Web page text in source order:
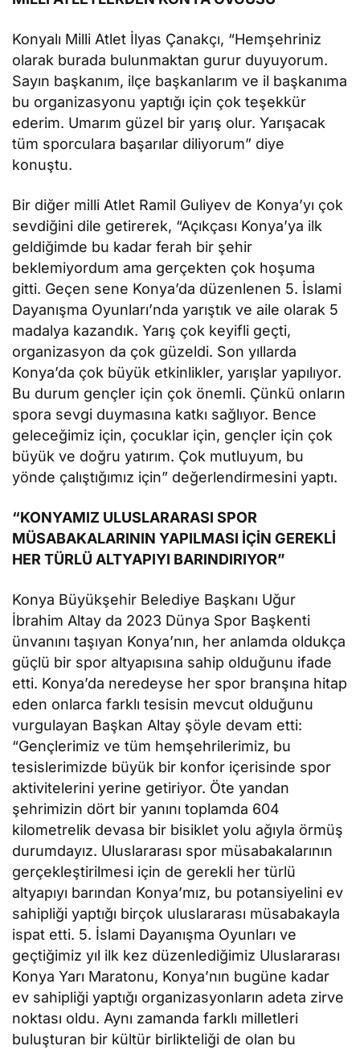
Konyalı Milli Atlet İlyas Çanakçı, “Hemşehriniz
olarak burada bulunmaktan gurur duyuyorum.
Sayın başkanım, ilçe başkanlarım ve il başkanıma
bu organizasyonu yaptığı için çok teşekkür
ederim. Umarım güzel bir yarış olur. Yarışacak
tüm sporculara başarılar diliyorum” diye
konuştu.
Bir diğer milli Atlet Ramil Guliyev de Konya’yı çok
sevdiğini dile getirerek, “Açıkçası Konya’ya ilk
geldiğimde bu kadar ferah bir şehir
beklemiyordum ama gerçekten çok hoşuma
gitti. Geçen sene Konya’da düzenlenen 5. İslami
Dayanışma Oyunları’nda yarıştık ve aile olarak 5
madalya kazandık. Yarış çok keyifli geçti,
organizasyon da çok güzeldi. Son yıllarda
Konya’da çok büyük etkinlikler, yarışlar yapılıyor.
Bu durum gençler için çok önemli. Çünkü onların
spora sevgi duymasına katkı sağlıyor. Bence
geleceğimiz için, çocuklar için, gençler için çok
büyük ve doğru yatırım. Çok mutluyum, bu
yönde çalıştığımız için” değerlendirmesini yaptı.
“KONYAMIZ ULUSLARARASI SPOR
MÜSABAKALARININ YAPILMASI İÇİN GEREKLİ
HER TÜRLÜ ALTYAPIYI BARINDIRIYOR”
Konya Büyükşehir Belediye Başkanı Uğur
İbrahim Altay da 2023 Dünya Spor Başkenti
ünvanını taşıyan Konya’nın, her anlamda oldukça
güçlü bir spor altyapısına sahip olduğunu ifade
etti. Konya’da neredeyse her spor branşına hitap
eden onlarca farklı tesisin mevcut olduğunu
vurgulayan Başkan Altay şöyle devam etti:
“Gençlerimiz ve tüm hemşehrilerimiz, bu
tesislerimizde büyük bir konfor içerisinde spor
aktivitelerini yerine getiriyor. Öte yandan
şehrimizin dört bir yanını toplamda 604
kilometrelik devasa bir bisiklet yolu ağıyla örmüş
durumdayız. Uluslararası spor müsabakalarının
gerçekleştirilmesi için de gerekli her türlü
altyapıyı barından Konya’mız, bu potansiyelini ev
sahipliği yaptığı birçok uluslararası müsabakayla
ispat etti. 5. İslami Dayanışma Oyunları ve
geçtiğimiz yıl ilk kez düzenlediğimiz Uluslararası
Konya Yarı Maratonu, Konya’nın bugüne kadar
ev sahipliği yaptığı organizasyonların adeta zirve
noktası oldu. Aynı zamanda farklı milletleri
buluşturan bir kültür birlikteliği de olan bu